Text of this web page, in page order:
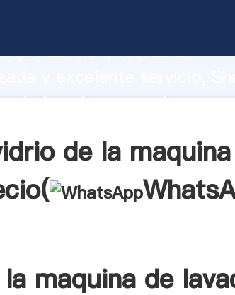
producción, fuerza de
de lavado proveedor crea
de la
maquina de